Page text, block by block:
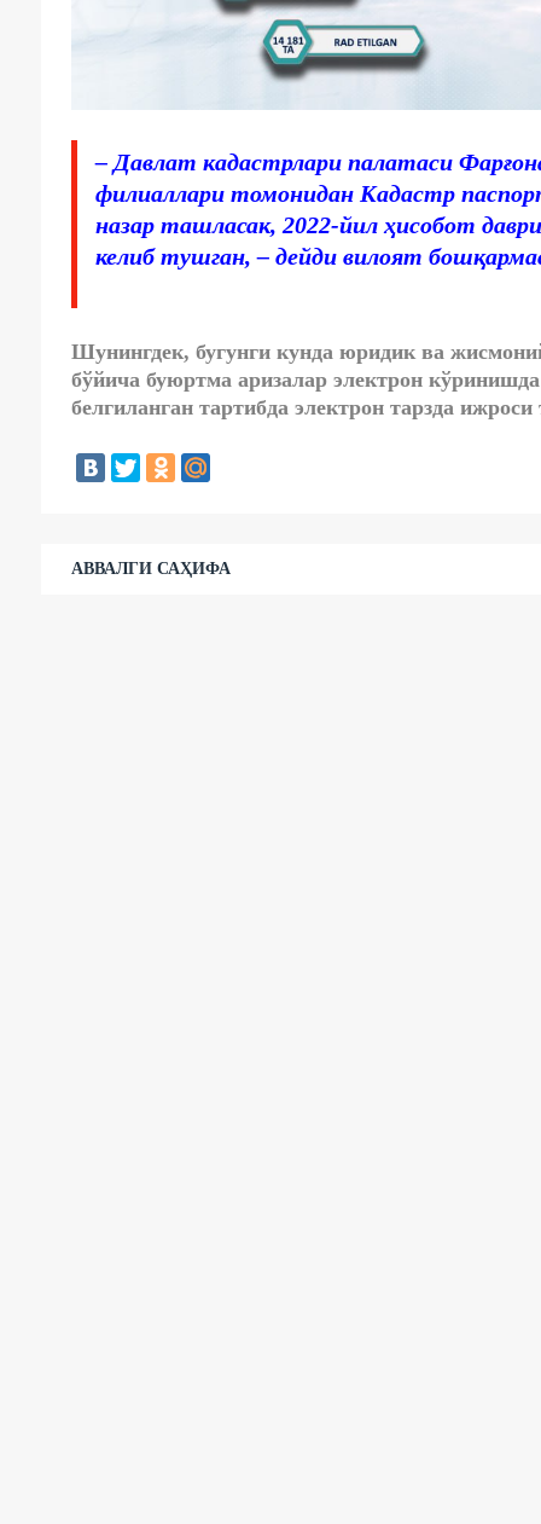
– Давлат кадастрлари палатаси
филиаллари томонидан Кадастр
назар ташласак, 2022-йил ҳисобот
келиб тушган, – дейди вилоят
Шунингдек, бугунги кунда юридик ва
бўйича буюртма аризалар электрон
белгиланган тартибда электрон тарзда
АВВАЛГИ САҲИФА